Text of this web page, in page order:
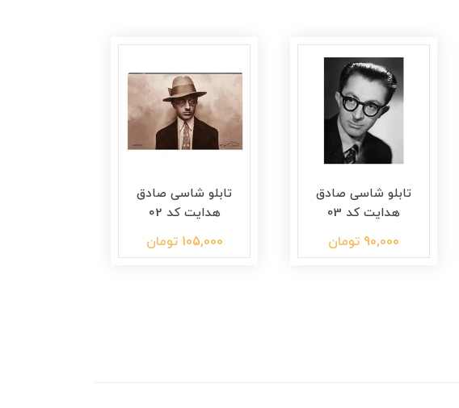
تابلو شاسی صادق
هدایت کد 03
90,000 تومان
تابلو شاسی صادق
هدایت کد 02
105,000 تومان